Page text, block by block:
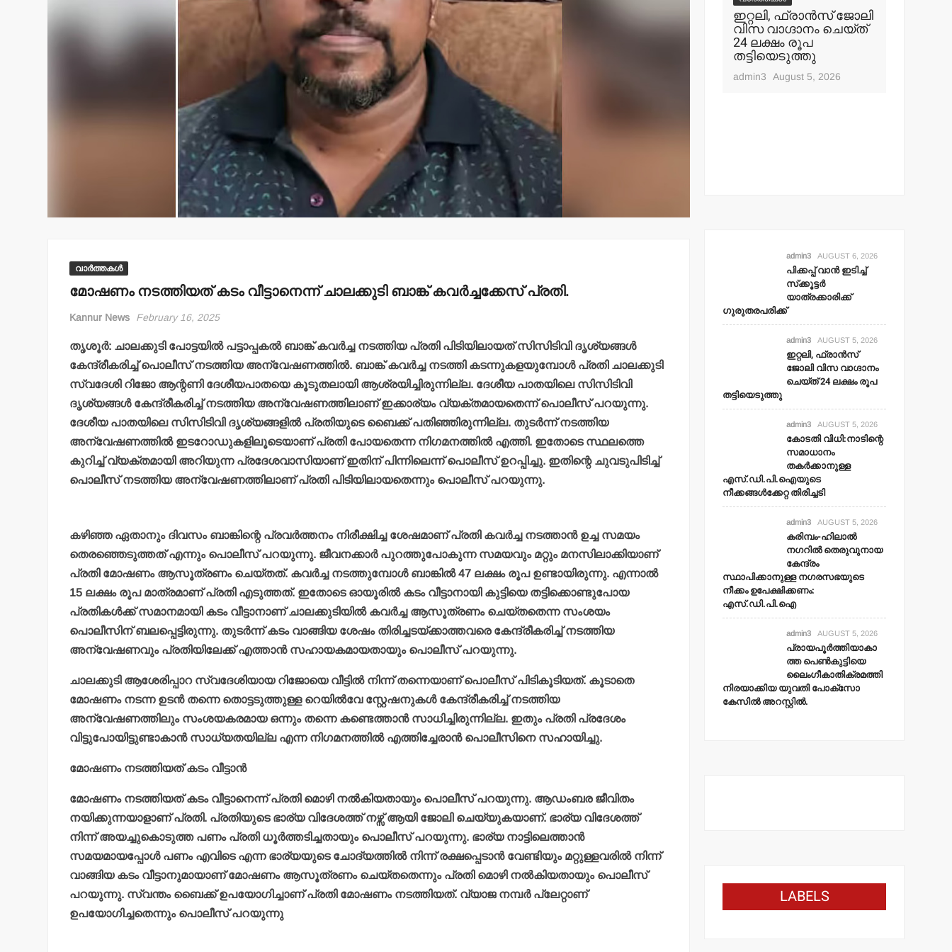
വാർത്തകൾ
മോഷണം നടത്തിയത് കടം വീട്ടാനെന്ന് ചാലക്കുടി ബാങ്ക് കവര്‍ച്ചക്കേസ് പ്രതി.
Kannur News February 16, 2025
തൃശൂര്‍: ചാലക്കുടി പോട്ടയില്‍ പട്ടാപ്പകല്‍ ബാങ്ക് കവര്‍ച്ച നടത്തിയ പ്രതി പിടിയിലായത് സിസിടിവി ദൃശ്യങ്ങള്‍
കേന്ദ്രീകരിച്ച് പൊലീസ് നടത്തിയ അന്വേഷണത്തില്‍. ബാങ്ക് കവര്‍ച്ച നടത്തി കടന്നുകളയുമ്പോള്‍ പ്രതി ചാലക്കുടി
സ്വദേശി റിജോ ആന്റണി ദേശീയപാതയെ കൂടുതലായി ആശ്രയിച്ചിരുന്നില്ല. ദേശീയ പാതയിലെ സിസിടിവി
ദൃശ്യങ്ങള്‍ കേന്ദ്രീകരിച്ച് നടത്തിയ അന്വേഷണത്തിലാണ് ഇക്കാര്യം വ്യക്തമായതെന്ന് പൊലീസ് പറയുന്നു.
ദേശീയ പാതയിലെ സിസിടിവി ദൃശ്യങ്ങളില്‍ പ്രതിയുടെ ബൈക്ക് പതിഞ്ഞിരുന്നില്ല. തുടര്‍ന്ന് നടത്തിയ
അന്വേഷണത്തില്‍ ഇടറോഡുകളിലൂടെയാണ് പ്രതി പോയതെന്ന നിഗമനത്തില്‍ എത്തി. ഇതോടെ സ്ഥലത്തെ
കുറിച്ച് വ്യക്തമായി അറിയുന്ന പ്രദേശവാസിയാണ് ഇതിന് പിന്നിലെന്ന് പൊലീസ് ഉറപ്പിച്ചു. ഇതിന്റെ ചുവടുപിടിച്ച്
പൊലീസ് നടത്തിയ അന്വേഷണത്തിലാണ് പ്രതി പിടിയിലായതെന്നും പൊലീസ് പറയുന്നു.
കഴിഞ്ഞ ഏതാനും ദിവസം ബാങ്കിന്റെ പ്രവര്‍ത്തനം നിരീക്ഷിച്ച ശേഷമാണ് പ്രതി കവര്‍ച്ച നടത്താന്‍ ഉച്ച സമയം
തെരഞ്ഞെടുത്തത് എന്നും പൊലീസ് പറയുന്നു. ജീവനക്കാര്‍ പുറത്തുപോകുന്ന സമയവും മറ്റും മനസിലാക്കിയാണ്
പ്രതി മോഷണം ആസൂത്രണം ചെയ്തത്. കവര്‍ച്ച നടത്തുമ്പോള്‍ ബാങ്കില്‍ 47 ലക്ഷം രൂപ ഉണ്ടായിരുന്നു. എന്നാല്‍
15 ലക്ഷം രൂപ മാത്രമാണ് പ്രതി എടുത്തത്. ഇതോടെ ഓയൂരില്‍ കടം വീട്ടാനായി കുട്ടിയെ തട്ടിക്കൊണ്ടുപോയ
പ്രതികള്‍ക്ക് സമാനമായി കടം വീട്ടാനാണ് ചാലക്കുടിയില്‍ കവര്‍ച്ച ആസൂത്രണം ചെയ്തതെന്ന സംശയം
പൊലീസിന് ബലപ്പെട്ടിരുന്നു. തുടര്‍ന്ന് കടം വാങ്ങിയ ശേഷം തിരിച്ചടയ്ക്കാത്തവരെ കേന്ദ്രീകരിച്ച് നടത്തിയ
അന്വേഷണവും പ്രതിയിലേക്ക് എത്താന്‍ സഹായകമായതായും പൊലീസ് പറയുന്നു.
ചാലക്കുടി ആശേരിപ്പാറ സ്വദേശിയായ റിജോയെ വീട്ടില്‍ നിന്ന് തന്നെയാണ് പൊലീസ് പിടികൂടിയത്. കൂടാതെ
മോഷണം നടന്ന ഉടന്‍ തന്നെ തൊട്ടടുത്തുള്ള റെയില്‍വേ സ്റ്റേഷനുകള്‍ കേന്ദ്രീകരിച്ച് നടത്തിയ
അന്വേഷണത്തിലും സംശയകരമായ ഒന്നും തന്നെ കണ്ടെത്താന്‍ സാധിച്ചിരുന്നില്ല. ഇതും പ്രതി പ്രദേശം
വിട്ടുപോയിട്ടുണ്ടാകാന്‍ സാധ്യതയില്ല എന്ന നിഗമനത്തില്‍ എത്തിച്ചേരാന്‍ പൊലീസിനെ സഹായിച്ചു.
മോഷണം നടത്തിയത് കടം വീട്ടാന്‍
മോഷണം നടത്തിയത് കടം വീട്ടാനെന്ന് പ്രതി മൊഴി നല്‍കിയതായും പൊലീസ് പറയുന്നു. ആഡംബര ജീവിതം
നയിക്കുന്നയാളാണ് പ്രതി. പ്രതിയുടെ ഭാര്യ വിദേശത്ത് നഴ്സ് ആയി ജോലി ചെയ്യുകയാണ്. ഭാര്യ വിദേശത്ത്
നിന്ന് അയച്ചുകൊടുത്ത പണം പ്രതി ധൂര്‍ത്തടിച്ചതായും പൊലീസ് പറയുന്നു. ഭാര്യ നാട്ടിലെത്താന്‍
സമയമായപ്പോള്‍ പണം എവിടെ എന്ന ഭാര്യയുടെ ചോദ്യത്തില്‍ നിന്ന് രക്ഷപ്പെടാന്‍ വേണ്ടിയും മറ്റുള്ളവരില്‍ നിന്ന്
വാങ്ങിയ കടം വീട്ടാനുമായാണ് മോഷണം ആസൂത്രണം ചെയ്തതെന്നും പ്രതി മൊഴി നല്‍കിയതായും പൊലീസ്
പറയുന്നു. സ്വന്തം ബൈക്ക് ഉപയോഗിച്ചാണ് പ്രതി മോഷണം നടത്തിയത്. വ്യാജ നമ്പര്‍ പ്ലേറ്റാണ്
ഉപയോഗിച്ചതെന്നും പൊലീസ് പറയുന്നു
വാർത്തകൾ
പ്രായപൂര്‍ത്തിയാകാത്ത
പെണ്‍കുട്ടിയെ
ലൈംഗീകാതിക്രമത്തിനിരയാക്കിയ
യുവതി പോക്‌സോ കേസില്‍
അറസ്റ്റില്‍.
August 5, 2026
പിക്കപ്പ് വാന്‍ ഇടിച്ച് ഇറ്റലി, ഫ്രാന്‍സ് ജോലി
വിസ വാഗ്ദാനം ചെയ്ത്
24 ലക്ഷം രൂപ
തട്ടിയെടുത്തു
admin3 August 5, 2026
admin3 AUGUST 6, 2026
പിക്കപ്പ് വാന്‍ ഇടിച്ച്
സ്‌ക്കൂട്ടര്‍
യാത്രക്കാരിക്ക്
ഗുരുതരപരിക്ക്
admin3 AUGUST 5, 2026
ഇറ്റലി, ഫ്രാന്‍സ്
ജോലി വിസ വാഗ്ദാനം
ചെയ്ത് 24 ലക്ഷം രൂപ
തട്ടിയെടുത്തു
admin3 AUGUST 5, 2026
കോടതി വിധി:നാടിന്റെ
സമാധാനം
തകര്‍ക്കാനുള്ള
എസ്.ഡി.പി.ഐയുടെ
നീക്കങ്ങള്‍ക്കേറ്റ തിരിച്ചടി
admin3 AUGUST 5, 2026
കരിമ്പം-ഹിലാല്‍
നഗറില്‍ തെരുവുനായ
കേന്ദ്രം
സ്ഥാപിക്കാനുള്ള നഗരസഭയുടെ
നീക്കം ഉപേക്ഷിക്കണം:
എസ്.ഡി.പി.ഐ
admin3 AUGUST 5, 2026
പ്രായപൂര്‍ത്തിയാകാ
ത്ത പെണ്‍കുട്ടിയെ
ലൈംഗീകാതിക്രമത്തി
നിരയാക്കിയ യുവതി പോക്‌സോ
കേസില്‍ അറസ്റ്റില്‍.
LABELS